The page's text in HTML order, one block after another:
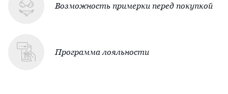
Возможность примерки перед покупкой
Программа лояльности